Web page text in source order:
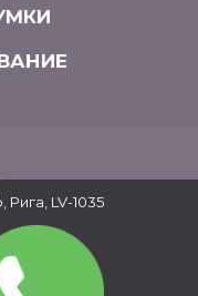
Рига, LV-1035